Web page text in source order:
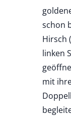
schon
Hirsch
linken
mit